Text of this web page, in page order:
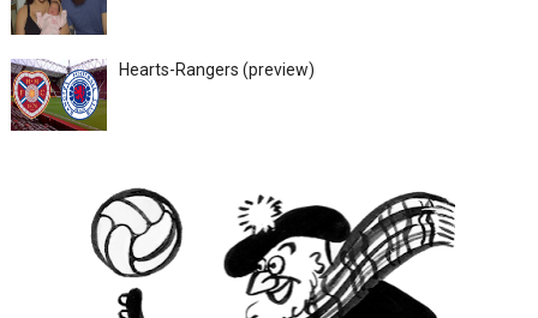
Hearts-Rangers (preview)